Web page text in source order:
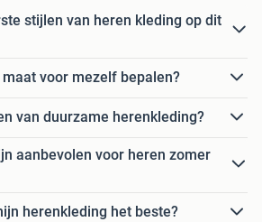
stijlen van heren kleding op dit
maat voor mezelf bepalen?
van duurzame herenkleding?
aanbevolen voor heren zomer
herenkleding het beste?